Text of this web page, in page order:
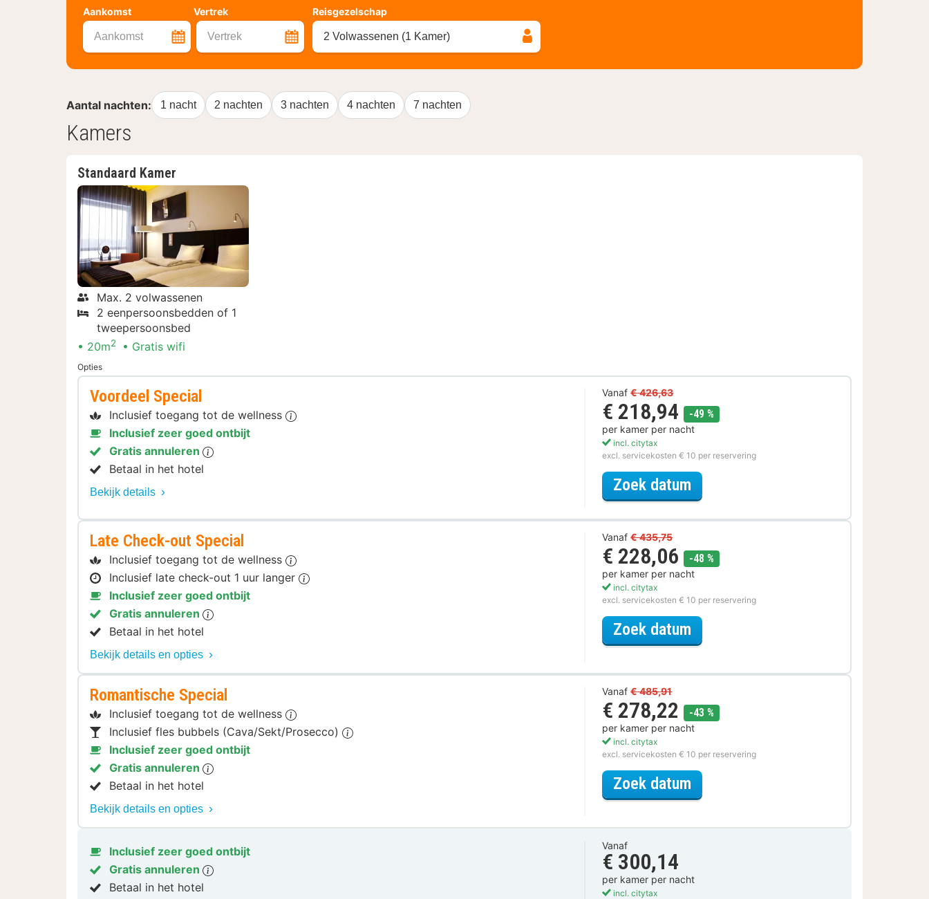
Aankomst Vertrek
Aankomst Vertrek
Reisgezelschap
2 Volwassenen (1 Kamer)
Aantal nachten: 1 nacht 2 nachten 3 nachten 4 nachten 7 nachten
Kamers
Standaard Kamer
Max. 2 volwassenen
2 eenpersoonsbedden of 1
tweepersoonsbed
20m2 Gratis wifi
Opties
Voordeel Special
Inclusief toegang tot de wellness
Inclusief zeer goed ontbijt
Gratis annuleren
Betaal in het hotel
Bekijk details
Vanaf € 426,63
€ 218,94 -49 %
per kamer per nacht
incl. citytax
excl. servicekosten € 10 per reservering
Zoek datum
Late Check-out Special
Inclusief toegang tot de wellness
Inclusief late check-out 1 uur langer
Inclusief zeer goed ontbijt
Gratis annuleren
Betaal in het hotel
Bekijk details en opties
Vanaf € 435,75
€ 228,06 -48 %
per kamer per nacht
incl. citytax
excl. servicekosten € 10 per reservering
Zoek datum
Romantische Special
Inclusief toegang tot de wellness
Inclusief fles bubbels (Cava/Sekt/Prosecco)
Inclusief zeer goed ontbijt
Gratis annuleren
Betaal in het hotel
Bekijk details en opties
Vanaf € 485,91
€ 278,22 -43 %
per kamer per nacht
incl. citytax
excl. servicekosten € 10 per reservering
Zoek datum
Inclusief zeer goed ontbijt
Gratis annuleren
Betaal in het hotel
Vanaf
€ 300,14
per kamer per nacht
incl. citytax